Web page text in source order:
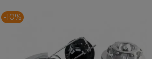
-10%